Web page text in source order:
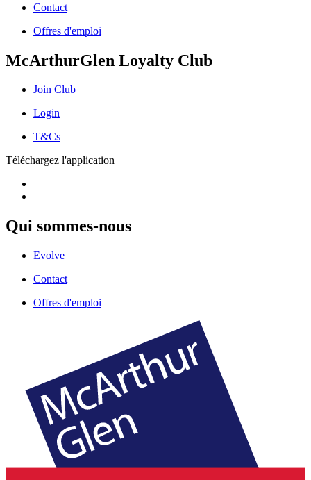
Contact
Offres d'emploi
McArthurGlen Loyalty Club
Join Club
Login
T&Cs
Téléchargez l'application
Qui sommes-nous
Evolve
Contact
Offres d'emploi